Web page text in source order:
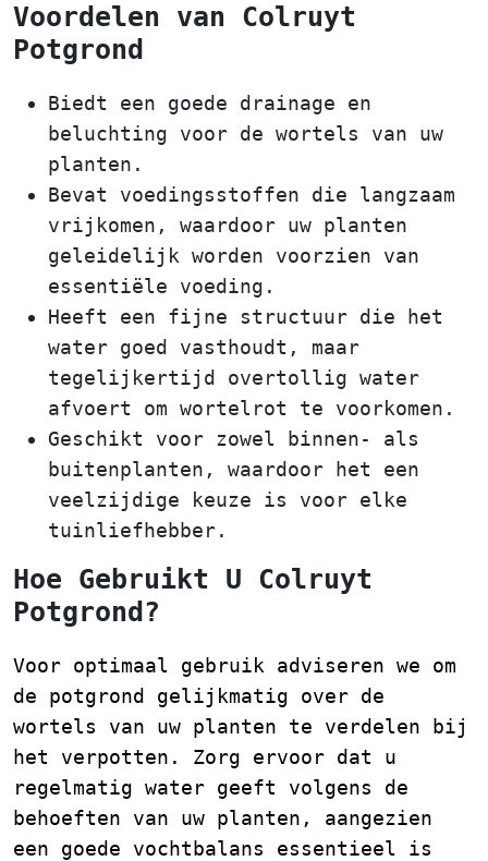
Voordelen van Colruyt
Potgrond
Biedt een goede drainage en
beluchting voor de wortels van uw
planten.
Bevat voedingsstoffen die langzaam
vrijkomen, waardoor uw planten
geleidelijk worden voorzien van
essentiële voeding.
Heeft een fijne structuur die het
water goed vasthoudt, maar
tegelijkertijd overtollig water
afvoert om wortelrot te voorkomen.
Geschikt voor zowel binnen- als
buitenplanten, waardoor het een
veelzijdige keuze is voor elke
tuinliefhebber.
Hoe Gebruikt U Colruyt
Potgrond?
Voor optimaal gebruik adviseren we om
de potgrond gelijkmatig over de
wortels van uw planten te verdelen bij
het verpotten. Zorg ervoor dat u
regelmatig water geeft volgens de
behoeften van uw planten, aangezien
een goede vochtbalans essentieel is